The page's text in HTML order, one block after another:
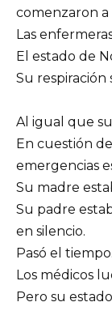
comenzaron a
Las
El estado de
Su respiración
Al igual que
En cuestión
emergencias
Su madre
Su padre
en silencio.
Pasó el tiempo.
Los médicos
Pero su